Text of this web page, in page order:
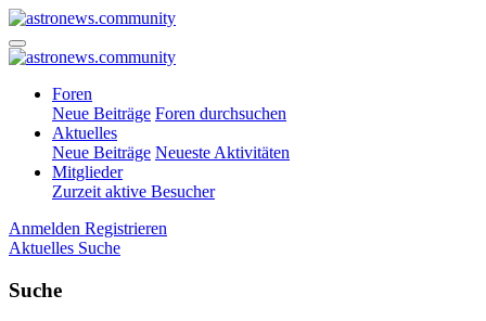
Foren
Neue Beiträge Foren durchsuchen
Aktuelles
Neue Beiträge Neueste Aktivitäten
Mitglieder
Zurzeit aktive Besucher
Anmelden Registrieren
Aktuelles Suche
Suche